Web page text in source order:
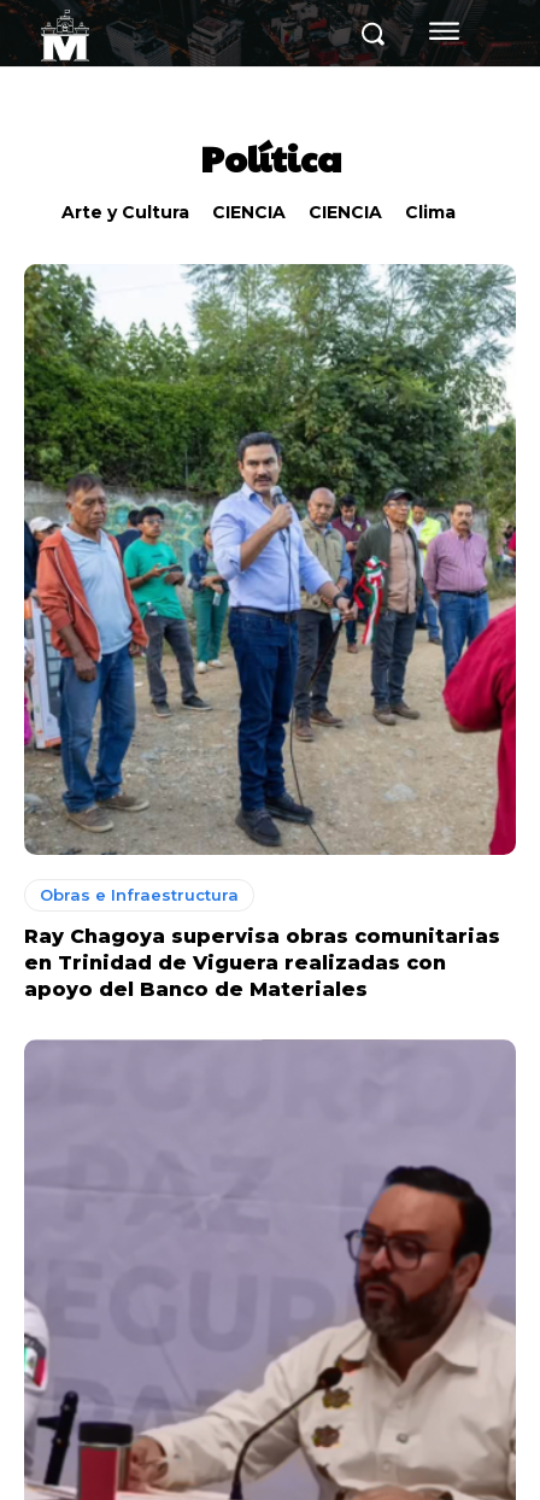
Política
Arte y Cultura CIENCIA CIENCIA Clima
Obras e Infraestructura
Ray Chagoya supervisa obras comunitarias
en Trinidad de Viguera realizadas con
apoyo del Banco de Materiales